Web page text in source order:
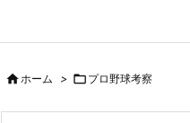
 ホーム >  プロ野球考察